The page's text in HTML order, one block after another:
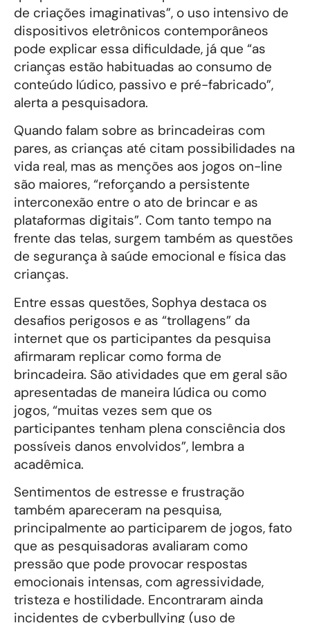
de criações imaginativas”, o uso intensivo de
dispositivos eletrônicos contemporâneos
pode explicar essa dificuldade, já que “as
crianças estão habituadas ao consumo de
conteúdo lúdico, passivo e pré-fabricado”,
alerta a pesquisadora.
Quando falam sobre as brincadeiras com
pares, as crianças até citam possibilidades na
vida real, mas as menções aos jogos on-line
são maiores, “reforçando a persistente
interconexão entre o ato de brincar e as
plataformas digitais”. Com tanto tempo na
frente das telas, surgem também as questões
de segurança à saúde emocional e física das
crianças.
Entre essas questões, Sophya destaca os
desafios perigosos e as “trollagens” da
internet que os participantes da pesquisa
afirmaram replicar como forma de
brincadeira. São atividades que em geral são
apresentadas de maneira lúdica ou como
jogos, “muitas vezes sem que os
participantes tenham plena consciência dos
possíveis danos envolvidos”, lembra a
acadêmica.
Sentimentos de estresse e frustração
também apareceram na pesquisa,
principalmente ao participarem de jogos, fato
que as pesquisadoras avaliaram como
pressão que pode provocar respostas
emocionais intensas, com agressividade,
tristeza e hostilidade. Encontraram ainda
incidentes de cyberbullying (uso de